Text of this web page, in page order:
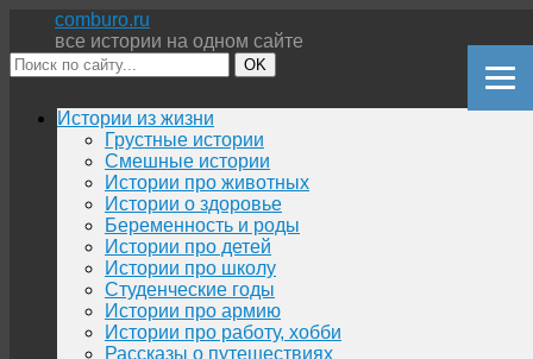
comburo.ru
все истории на одном сайте
OK
Перейти
содержимому
Истории из жизни
Грустные истории
Смешные истории
Истории про животных
Истории о здоровье
Беременность и роды
Истории про детей
Истории про школу
Студенческие годы
Истории про армию
Истории про работу, хобби
Рассказы о путешествиях